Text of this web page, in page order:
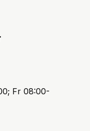
Fr 08:00-